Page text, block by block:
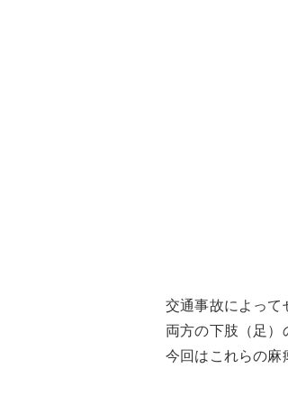
交通事故によって
両方の下肢（足）
今回はこれらの麻